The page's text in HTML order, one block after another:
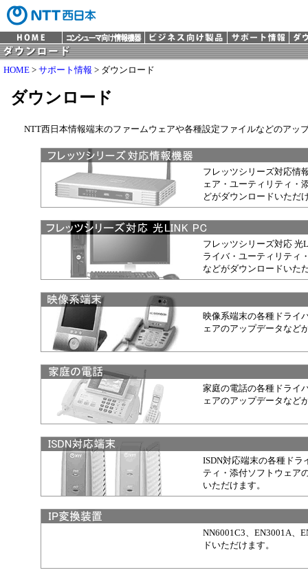
HOME > サポート情報 > ダウンロード
ダウンロード
NTT西日本情報端末のファームウェアや各種設定ファイルなどのアッ
フレッツシリーズ対応情
ェア・ユーティリティ・
どがダウンロードいただ
フレッツシリーズ対応 光
ライバ・ユーティリティ
などがダウンロードいた
映像系端末の各種ドライ
ェアのアップデータなど
家庭の電話の各種ドライ
ェアのアップデータなど
ISDN対応端末の各種ドラ
ティ・添付ソフトウェア
いただけます。
NN6001C3、EN3001A、
ドいただけます。